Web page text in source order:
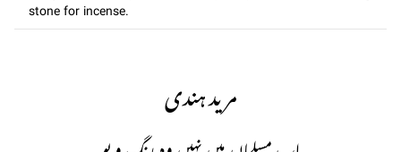
stone for incense.
مرید ہندی